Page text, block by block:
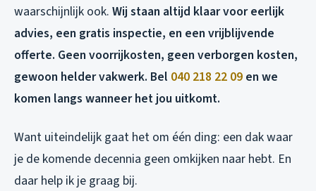
waarschijnlijk ook. Wij staan altijd klaar voor eerlijk
advies, een gratis inspectie, en een vrijblijvende
offerte. Geen voorrijkosten, geen verborgen kosten,
gewoon helder vakwerk. Bel 040 218 22 09 en we
komen langs wanneer het jou uitkomt.
Want uiteindelijk gaat het om één ding: een dak waar
je de komende decennia geen omkijken naar hebt. En
daar help ik je graag bij.